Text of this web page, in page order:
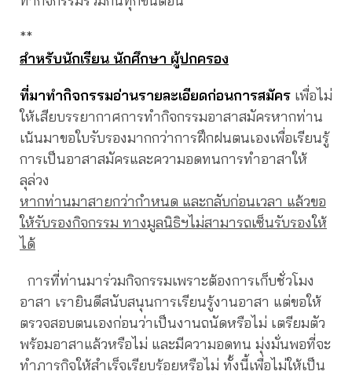
**
สำหรับนักเรียน นักศึกษา ผู้ปกครอง
ที่มาทำกิจกรรมอ่านรายละเอียดก่อนการสมัคร เพื่อไม่
ให้เสียบรรยากาศการทำกิจกรรมอาสาสมัครหากท่าน
เน้นมาขอใบรับรองมากกว่าการฝึกฝนตนเองเพื่อเรียนรู้
การเป็นอาสาสมัครและความอดทนการทำอาสาให้
ลุล่วง
หากท่านมาสายกว่ากำหนด และกลับก่อนเวลา แล้วขอ
ให้รับรองกิจกรรม ทางมูลนิธิฯไม่สามารถเซ็นรับรองให้
ได้
การที่ท่านมาร่วมกิจกรรมเพราะต้องการเก็บชั่วโมง
อาสา เรายินดีสนับสนุนการเรียนรู้งานอาสา แต่ขอให้
ตรวจสอบตนเองก่อนว่าเป็นงานถนัดหรือไม่ เตรียมตัว
พร้อมอาสาแล้วหรือไม่ และมีความอดทน มุ่งมั่นพอที่จะ
ทำภารกิจให้สำเร็จเรียบร้อยหรือไม่ ทั้งนี้เพื่อไม่ให้เป็น